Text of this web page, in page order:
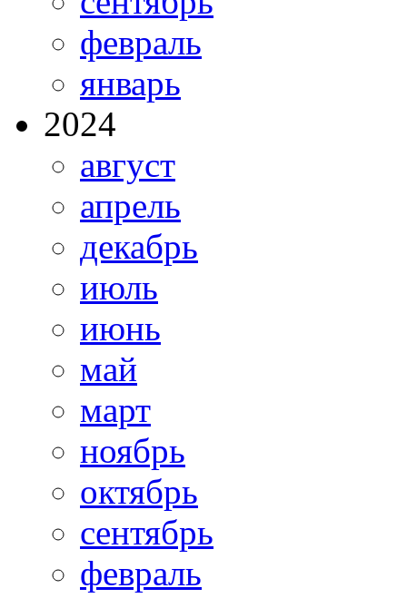
февраль
январь
2024
август
апрель
декабрь
июль
июнь
май
март
ноябрь
октябрь
сентябрь
февраль